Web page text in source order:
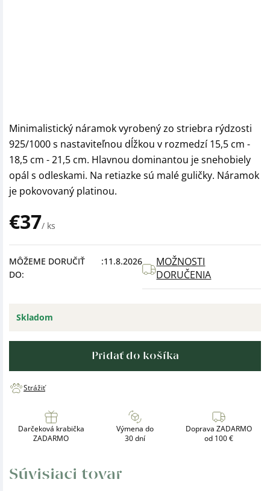
€37/ ks
Jednotková
cena:
Skladom
MÔŽEME DORUČIŤ
DO:
11.8.2026
MOŽNOSTI
DORUČENIA
Pridať do košíka
Minimalistický náramok vyrobený zo striebra rýdzosti
925/1000 s nastaviteľnou dĺžkou v rozmedzí 15,5 cm -
18,5 cm - 21,5 cm. Hlavnou dominantou je snehobiely
opál s odleskami. Na retiazke sú malé guličky. Náramok
je pokovovaný platinou.
Strážiť
Darčeková krabička
ZADARMO
Výmena do
30 dní
Doprava ZADARMO
od 100 €
Súvisiaci tovar